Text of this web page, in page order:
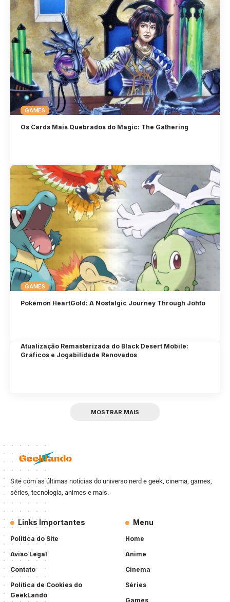
GAMES
Os Cards Mais Quebrados do Magic: The Gathering
GAMES
Pokémon HeartGold: A Nostalgic Journey Through Johto
Atualização Remasterizada do Black Desert Mobile:
Gráficos e Jogabilidade Renovados
MOSTRAR MAIS
Site com as últimas notícias do universo nerd e geek, cinema, games,
séries, tecnologia, animes e mais.
Links Importantes
Politica do Site
Aviso Legal
Contato
Política de Cookies do
GeekLando
Menu
Home
Anime
Cinema
Séries
Games